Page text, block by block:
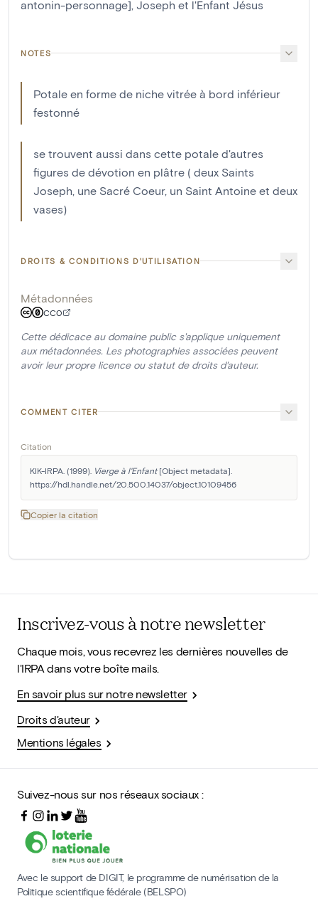
antonin-personnage], Joseph et l'Enfant Jésus
NOTES
Potale en forme de niche vitrée à bord inférieur
festonné
se trouvent aussi dans cette potale d'autres
figures de dévotion en plâtre ( deux Saints
Joseph, une Sacré Coeur, un Saint Antoine et deux
vases)
DROITS & CONDITIONS D'UTILISATION
Métadonnées
CC0
Cette dédicace au domaine public s'applique uniquement
aux métadonnées. Les photographies associées peuvent
avoir leur propre licence ou statut de droits d'auteur.
COMMENT CITER
Citation
KIK-IRPA. (1999). Vierge à l'Enfant [Object metadata].
https://hdl.handle.net/20.500.14037/object.10109456
Copier la citation
Inscrivez-vous à notre newsletter
Chaque mois, vous recevrez les dernières nouvelles de
l'IRPA dans votre boîte mails.
En savoir plus sur notre newsletter
Droits d'auteur
Mentions légales
Suivez-nous sur nos réseaux sociaux :
Avec le support de DIGIT, le programme de numérisation de la
Politique scientifique fédérale (BELSPO)